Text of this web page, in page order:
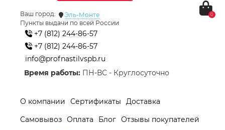
Ваш город:
Эль-Монте
Пункты выдачи по всей России
+7 (812) 244-86-57
+7 (812) 244-86-57
info@profnastilvspb.ru
Время работы: ПН-ВС - Круглосуточно
0
О компании Сертификаты
Доставка
Самовывоз Оплата Блог Отзывы покупателей